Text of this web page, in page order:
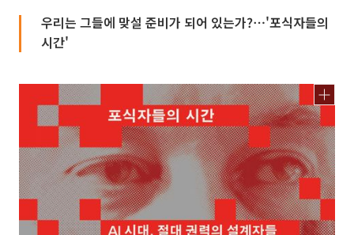
우리는 그들에 맞설 준비가 되어 있는가?⋯'포식자들의
시간'